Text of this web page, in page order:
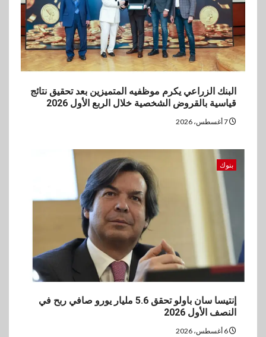
العروض المجانية
البنك الزراعي يكرم موظفيه المتميزين بعد تحقيق نتائج
قياسية بالقروض الشخصية خلال الربع الأول 2026
بنوك
إنتيسا سان باولو تحقق 5.6 مليار يورو صافي ربح في
النصف الأول 2026